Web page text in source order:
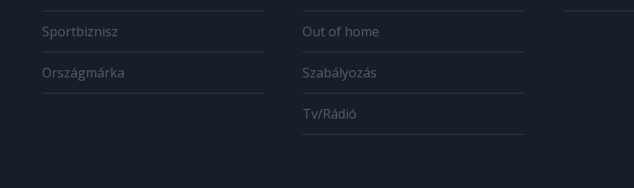
Sportbiznisz
Országmárka
Out of home
Szabályozás
Tv/Rádió